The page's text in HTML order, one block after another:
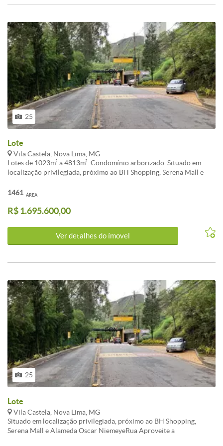
25
Lote
Vila Castela, Nova Lima, MG
Lotes de 1023m² a 4813m². Condomínio arborizado. Situado em
localização privilegiada, próximo ao BH Shopping, Serena Mall e
lançamento e garanta sua unidade no Vila Castela II, segunda fase
por Lote / Terreno para comprar em Nova Lima? Esta opção no Vila
1.461m². Uma excelente escolha para quem valoriza localização e
qualidade de vida em Nova Lima.<br /><br />Agende uma visita
ÁREA
1461
R$ 1.695.600,00
Ver detalhes do ímovel
25
Lote
Vila Castela, Nova Lima, MG
Situado em localização privilegiada, próximo ao BH Shopping,
Serena Mall e Alameda Oscar NiemeyeRua Aproveite a